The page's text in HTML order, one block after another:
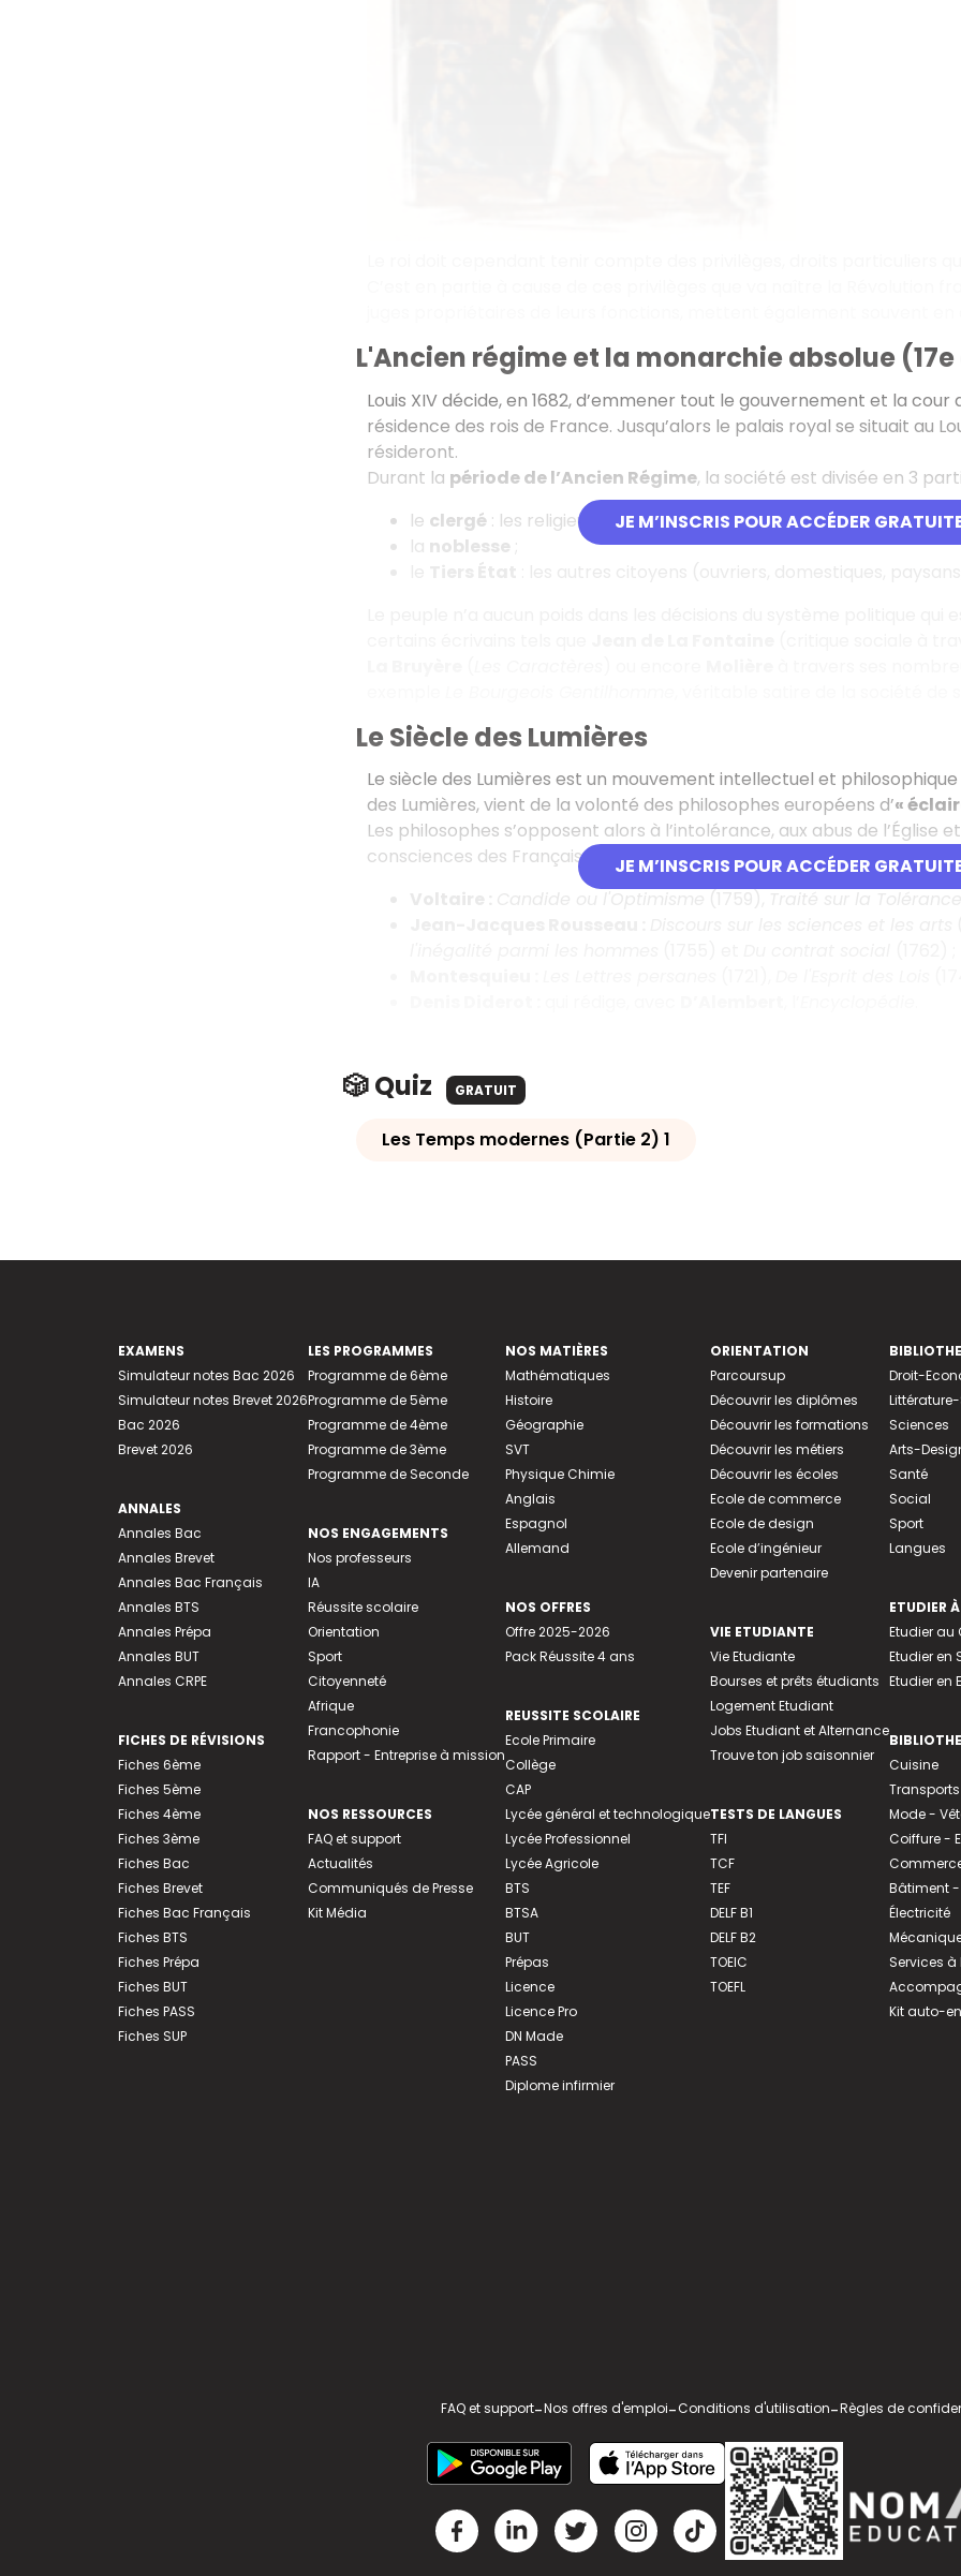
JE M’INSCRIS POUR ACCÉDER
L'Ancien régime et la monarchie absolue (17e
Louis XIV décide, en 1682, d’emmener tout le gouvernement et la cour
résidence des rois de France. Jusqu’alors le palais royal se situait au
résideront.
Durant la période de l’Ancien Régime, la société est divisée en 3
le clergé: les religieux ;
la noblesse ;
JE M’INSCRIS POUR ACCÉDER
Le Siècle des Lumières
Le siècle des Lumières est un mouvement intellectuel et
des Lumières, vient de la volonté des philosophes européens d’«
Les philosophes s’opposent alors à l’intolérance, aux abus de l’Église
consciences des Français sur les injustices et l’oppression du
Voltaire :
Candide ou l'Optimisme (1759), Traité sur la Tolérance
🎲 Quiz GRATUIT
Les Temps modernes (Partie 2) 1
EXAMENS
Simulateur notes Bac 2026
Simulateur notes Brevet 2026
Bac 2026
Brevet 2026
ANNALES
Annales Bac
Annales Brevet
Annales Bac Français
Annales BTS
Annales Prépa
Annales BUT
Annales CRPE
FICHES DE RÉVISIONS
Fiches 6ème
Fiches 5ème
Fiches 4ème
Fiches 3ème
Fiches Bac
Fiches Brevet
Fiches Bac Français
Fiches BTS
Fiches Prépa
Fiches BUT
Fiches PASS
Fiches SUP
LES PROGRAMMES
Programme de 6ème
Programme de 5ème
Programme de 4ème
Programme de 3ème
Programme de Seconde
NOS ENGAGEMENTS
Nos professeurs
IA
Réussite scolaire
Orientation
Sport
Citoyenneté
Afrique
Francophonie
Rapport - Entreprise à mission
NOS RESSOURCES
FAQ et support
Actualités
Communiqués de Presse
Kit Média
NOS MATIÈRES
Mathématiques
Histoire
Géographie
SVT
Physique Chimie
Anglais
Espagnol
Allemand
NOS OFFRES
Offre 2025-2026
Pack Réussite 4 ans
REUSSITE SCOLAIRE
Ecole Primaire
Collège
CAP
Lycée général et technologique
Lycée Professionnel
Lycée Agricole
BTS
BTSA
BUT
Prépas
Licence
Licence Pro
DN Made
PASS
Diplome infirmier
ORIENTATION
Parcoursup
Découvrir les diplômes
Découvrir les formations
Découvrir les métiers
Découvrir les écoles
Ecole de commerce
Ecole de design
Ecole d’ingénieur
Devenir partenaire
VIE ETUDIANTE
Vie Etudiante
Bourses et prêts étudiants
Logement Etudiant
Jobs Etudiant et Alternance
Trouve ton job saisonnier
TESTS DE LANGUES
TFI
TCF
TEF
DELF B1
DELF B2
TOEIC
TOEFL
Droit-
Sciences
Arts-
Santé
Social
Sport
Langues
ETUDIER
Etudier
Etudier en
Etudier en
Cuisine
Transports
Mode -
Coiffure -
Bâtiment
Électricité
Services
Kit auto-
FAQ et support-Nos offres d'emploi-Conditions d'utilisation-Règles de